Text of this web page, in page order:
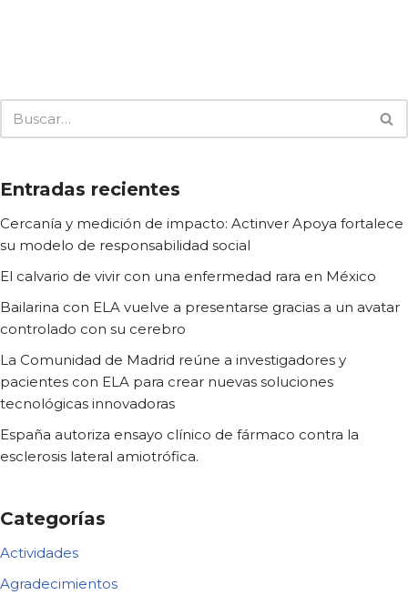
Entradas recientes
Cercanía y medición de impacto: Actinver Apoya fortalece
su modelo de responsabilidad social
El calvario de vivir con una enfermedad rara en México
Bailarina con ELA vuelve a presentarse gracias a un avatar
controlado con su cerebro
La Comunidad de Madrid reúne a investigadores y
pacientes con ELA para crear nuevas soluciones
tecnológicas innovadoras
España autoriza ensayo clínico de fármaco contra la
esclerosis lateral amiotrófica.
Categorías
Actividades
Agradecimientos